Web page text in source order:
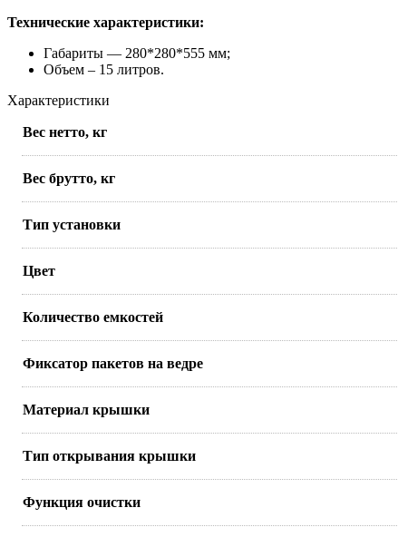
Технические характеристики:
Габариты — 280*280*555 мм;
Объем – 15 литров.
Характеристики
Вес нетто, кг
Вес брутто, кг
Тип установки
Цвет
Количество емкостей
Фиксатор пакетов на ведре
Материал крышки
Тип открывания крышки
Функция очистки